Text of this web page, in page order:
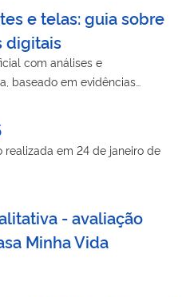
e telas: guia sobre
digitais
com análises e
baseado em evidências
realizada em 24 de janeiro de
- avaliação
Minha Vida